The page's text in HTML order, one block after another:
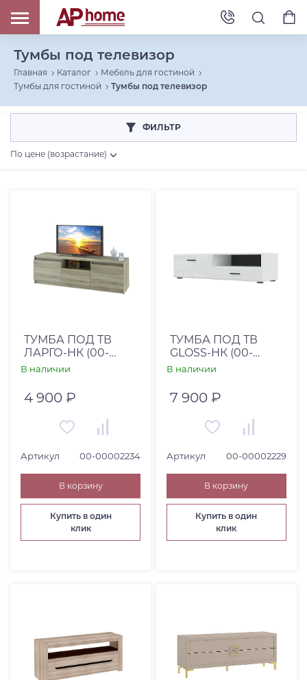
Тумбы под телевизор
Главная Каталог
Мебель для гостиной
Тумбы для гостиной
Тумбы под телевизор
ФИЛЬТР
По цене (возрастание)
Италия (3)
Китай (5)
Россия (
США (1)
От До
Коллекция
Категория товара
ТУМБА ПОД ТВ
ЛАРГО-НК (00-
00002234)
В наличии
4 900 ₽
Артикул 00-00002234
В корзину
Купить в один
клик
ТУМБА ПОД ТВ
GLOSS-НК (00-
00002229)
В наличии
7 900 ₽
Артикул 00-00002229
В корзину
Купить в один
клик